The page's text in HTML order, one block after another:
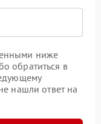
ниже
обратиться в
нашли ответ на